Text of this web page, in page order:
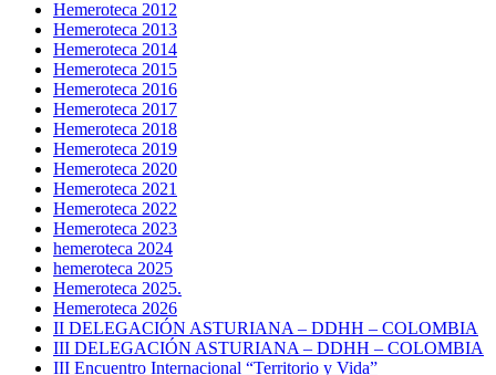
Hemeroteca 2012
Hemeroteca 2013
Hemeroteca 2014
Hemeroteca 2015
Hemeroteca 2016
Hemeroteca 2017
Hemeroteca 2018
Hemeroteca 2019
Hemeroteca 2020
Hemeroteca 2021
Hemeroteca 2022
Hemeroteca 2023
hemeroteca 2024
hemeroteca 2025
Hemeroteca 2025.
Hemeroteca 2026
II DELEGACIÓN ASTURIANA – DDHH – COLOMBIA
III DELEGACIÓN ASTURIANA – DDHH – COLOMBIA
III Encuentro Internacional “Territorio y Vida”